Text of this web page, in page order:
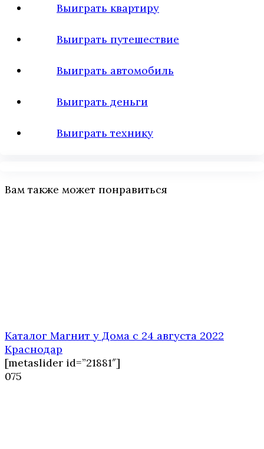
Выиграть квартиру
Выиграть путешествие
Выиграть автомобиль
Выиграть деньги
Выиграть технику
Вам также может понравиться
Каталог Магнит у Дома с 24 августа 2022
Краснодар
[metaslider id=”21881″]
075